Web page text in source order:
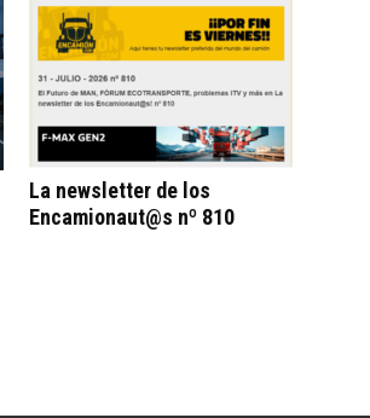
La newsletter de los
Encamionaut@s nº 810